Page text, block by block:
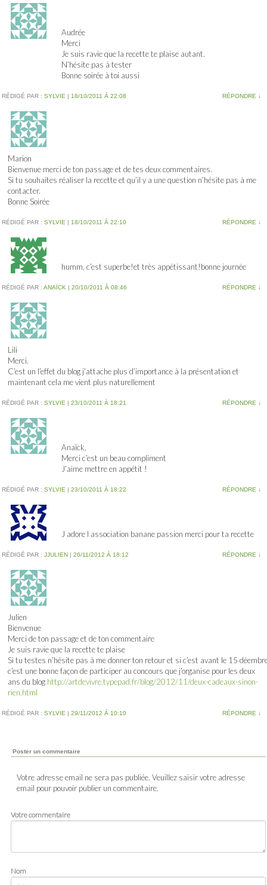
Audrée
Merci
Je suis ravie que la recette te plaise autant.
N’hésite pas à tester
Bonne soirée à toi aussi
RÉDIGÉ PAR : SYLVIE | 18/10/2011 À 22:08 RÉPONDRE ↓
Marion
Bienvenue merci de ton passage et de tes deux commentaires.
Si tu souhaites réaliser la recette et qu’il y a une question n’hésite pas à me
contacter.
Bonne Soirée
RÉDIGÉ PAR : SYLVIE | 18/10/2011 À 22:10 RÉPONDRE ↓
humm, c’est superbe!et très appétissant!bonne journée
RÉDIGÉ PAR : ANAÏCK | 20/10/2011 À 08:46 RÉPONDRE ↓
Lili
Merci.
C’est un l’effet du blog j’attache plus d’importance à la présentation et
maintenant cela me vient plus naturellement
RÉDIGÉ PAR : SYLVIE | 23/10/2011 À 18:21 RÉPONDRE ↓
Anaïck,
Merci c’est un beau compliment
J’aime mettre en appétit !
RÉDIGÉ PAR : SYLVIE | 23/10/2011 À 18:22 RÉPONDRE ↓
J adore l association banane passion merci pour ta recette
RÉDIGÉ PAR : JJULIEN | 26/11/2012 À 18:12 RÉPONDRE ↓
Julien
Bienvenue
Merci de ton passage et de ton commentaire
Je suis ravie que la recette te plaise
Si tu testes n’hésite pas à me donner ton retour et si c’est avant le 15
c’est une bonne façon de participer au concours que j’organise pour les deux
ans du blog http://artdevivre.typepad.fr/blog/2012/11/deux-cadeaux-sinon-
rien.html
RÉDIGÉ PAR : SYLVIE | 29/11/2012 À 10:10 RÉPONDRE ↓
Poster un commentaire
Votre adresse email ne sera pas publiée. Veuillez saisir votre adresse
email pour pouvoir publier un commentaire.
Votre commentaire
Nom